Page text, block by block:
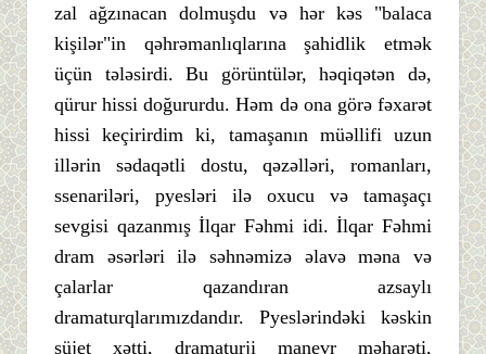
zal ağzınacan dolmuşdu və hər kəs "balaca
kişilər"in qəhrəmanlıqlarına şahidlik etmək
üçün tələsirdi. Bu görüntülər, həqiqətən də,
qürur hissi doğururdu. Həm də ona görə fəxarət
hissi keçirirdim ki, tamaşanın müəllifi uzun
illərin sədaqətli dostu, qəzəlləri, romanları,
ssenariləri, pyesləri ilə oxucu və tamaşaçı
sevgisi qazanmış İlqar Fəhmi idi. İlqar Fəhmi
dram əsərləri ilə səhnəmizə əlavə məna və
çalarlar qazandıran azsaylı
dramaturqlarımızdandır. Pyeslərindəki kəskin
süjet xətti, dramaturji manevr məharəti,